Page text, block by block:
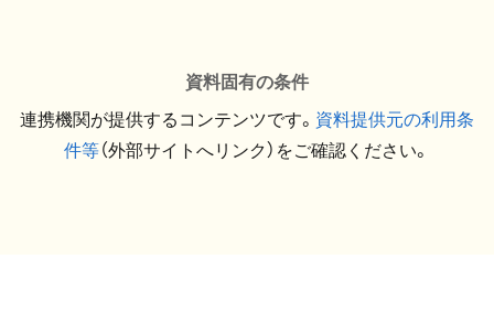
資料固有の条件
連携機関が提供するコンテンツです。 資料提供元の利用条
件等（外部サイトへリンク）をご確認ください。